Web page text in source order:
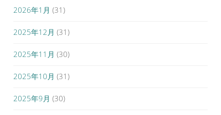
2026年1月 (31)
2025年12月 (31)
2025年11月 (30)
2025年10月 (31)
2025年9月 (30)